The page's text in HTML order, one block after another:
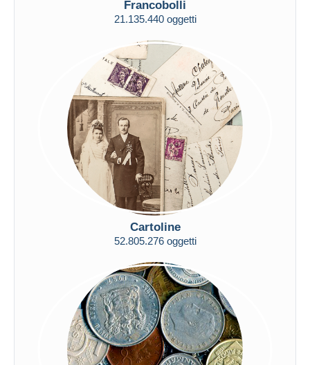
Spedizione gratuita
PayPal
Bonifico bancario
Visa
Mastercard
Bancontact
iDeal
Maestro
Deselezionare tutto
Aggiorna
Francobolli
21.135.440 oggetti
Cartoline
52.805.276 oggetti